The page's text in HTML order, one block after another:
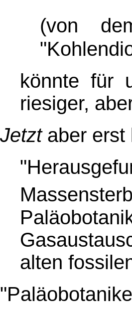
(von
könnte für
riesiger,
Jetztaber erst
alten